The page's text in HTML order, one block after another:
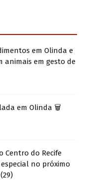
em Olinda e
animais em gesto de
em Olinda 🗑️
Centro do Recife
no próximo